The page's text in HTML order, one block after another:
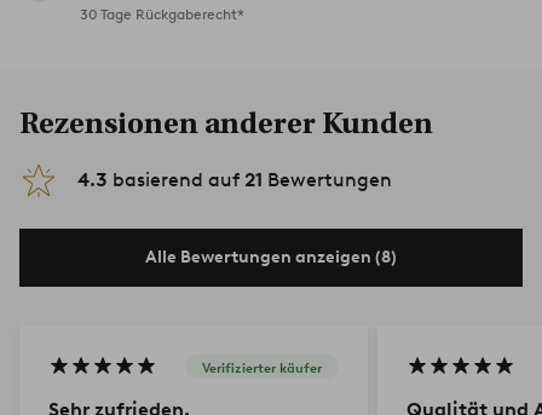
30 Tage Rückgaberecht*
Rezensionen anderer Kunden
4.3 basierend auf 21 Bewertungen
Alle Bewertungen anzeigen (8)
Verifizierter käufer
Sehr zufrieden. Qualität und